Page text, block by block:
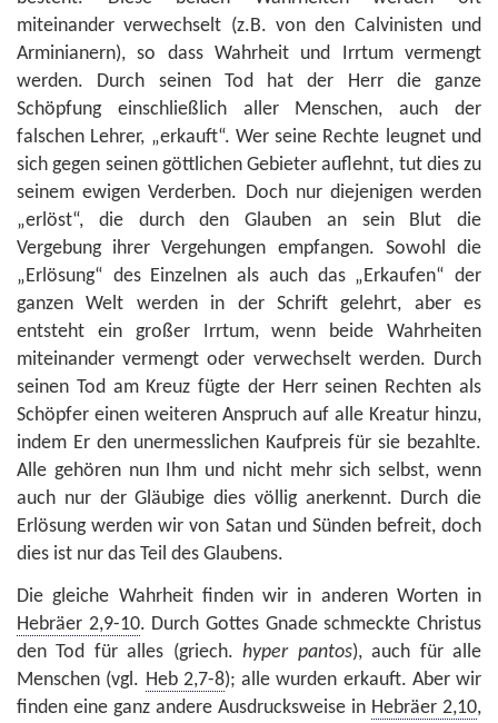
miteinander verwechselt (z.B. von den Calvinisten und
Arminianern), so dass Wahrheit und Irrtum vermengt
werden. Durch seinen Tod hat der Herr die ganze
Schöpfung einschließlich aller Menschen, auch der
falschen Lehrer, „erkauft“. Wer seine Rechte leugnet und
sich gegen seinen göttlichen Gebieter auflehnt, tut dies zu
seinem ewigen Verderben. Doch nur diejenigen werden
„erlöst“, die durch den Glauben an sein Blut die
Vergebung ihrer Vergehungen empfangen. Sowohl die
„Erlösung“ des Einzelnen als auch das „Erkaufen“ der
ganzen Welt werden in der Schrift gelehrt, aber es
entsteht ein großer Irrtum, wenn beide Wahrheiten
miteinander vermengt oder verwechselt werden. Durch
seinen Tod am Kreuz fügte der Herr seinen Rechten als
Schöpfer einen weiteren Anspruch auf alle Kreatur hinzu,
indem Er den unermesslichen Kaufpreis für sie bezahlte.
Alle gehören nun Ihm und nicht mehr sich selbst, wenn
auch nur der Gläubige dies völlig anerkennt. Durch die
Erlösung werden wir von Satan und Sünden befreit, doch
dies ist nur das Teil des Glaubens.
Die gleiche Wahrheit finden wir in anderen Worten in
Hebräer 2,9-10. Durch Gottes Gnade schmeckte Christus
den Tod für alles (griech.hyper pantos), auch für alle
Menschen (vgl. Heb 2,7-8); alle wurden erkauft. Aber wir
finden eine ganz andere Ausdrucksweise in Hebräer 2,10,